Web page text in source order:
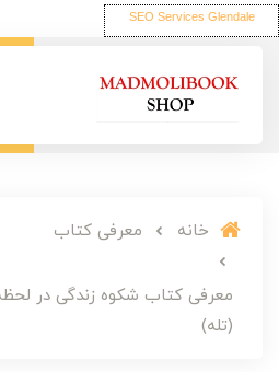
SEO Services Glendale
خانه معرفی کتاب
معرفی کتاب شکوه زندگی در
(تله)